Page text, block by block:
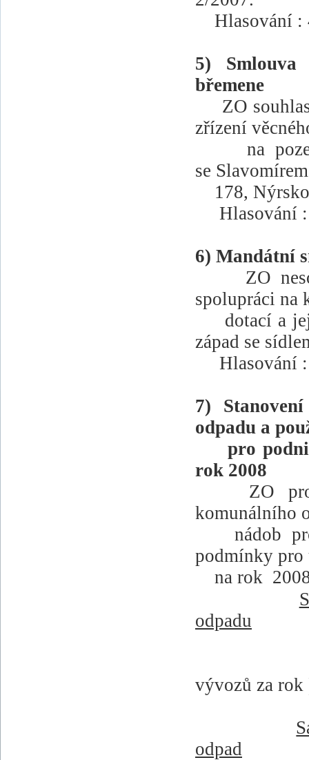
Hlasování :
5)
břemene
ZO
zřízení
na
se
178,
Hlasování
6) Mandátní
ZO
spolupráci na
dotací a
západ se
Hlasování
7)
odpadu a
pro
rok 2008
ZO
komunálního
nádob
podmínky pro
na rok
odpadu
vývozů za rok
odpad